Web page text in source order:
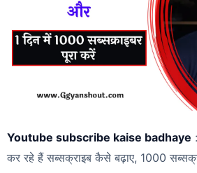
Youtube subscribe kaise badhaye
कर रहे हैं सब्सक्राइब कैसे बढ़ाए, 1000